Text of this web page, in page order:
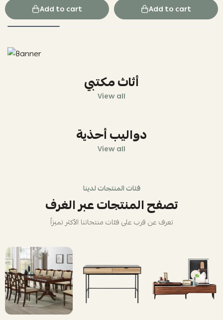
Add to cart Add to cart
أثاث مكتبي
View all
دواليب أحذية
View all
فئات المنتجات لدينا
تصفح المنتجات عبر الغرف
تعرف عن قرب على فئات منتجاتنا الأكثر تميزاً